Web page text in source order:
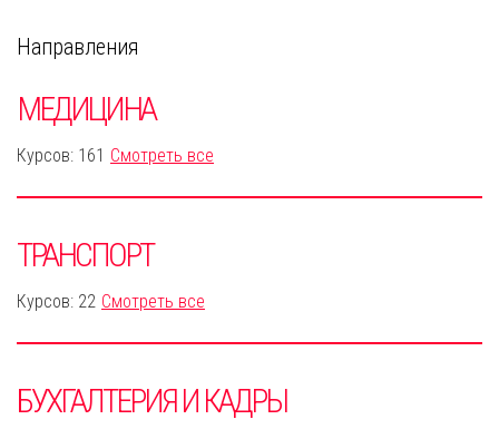
Направления
МЕДИЦИНА
Курсов: 161 Смотреть все
ТРАНСПОРТ
Курсов: 22 Смотреть все
БУХГАЛТЕРИЯ И КАДРЫ